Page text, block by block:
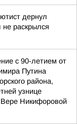
дернул
раскрылся
с 90-летием от
Путина
района,
узнице
Вере Никифоровой